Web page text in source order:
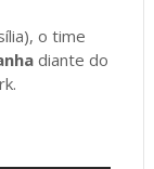
o time
diante do